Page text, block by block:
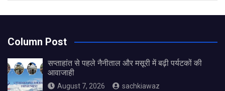
Column Post
सप्ताहांत से पहले नैनीताल और मसूरी में बढ़ी पर्यटकों की
आवाजाही
August 7, 2026 sachkiawaz